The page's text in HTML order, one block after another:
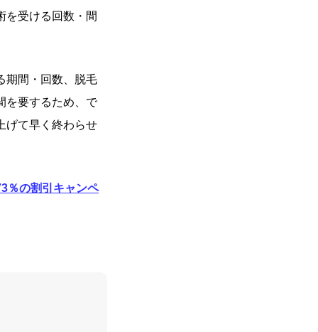
を受ける回数・間
期間・回数、脱毛
を要するため、で
げて早く終わらせ
％の割引キャンペ